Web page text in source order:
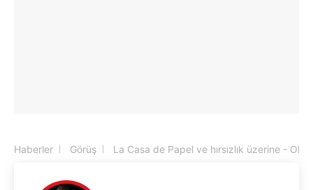
Haberler Görüş La Casa de Papel ve hırsızlık üzerine -